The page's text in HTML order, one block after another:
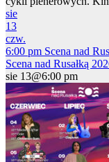
sie
13
czw.
6:00 pm Scena nad
Scena nad Rusałką
sie 13@6:00 pm